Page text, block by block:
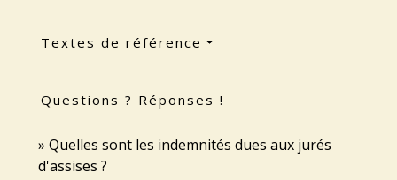
Textes de référence
Questions ? Réponses !
Quelles sont les indemnités dues aux jurés
d'assises ?